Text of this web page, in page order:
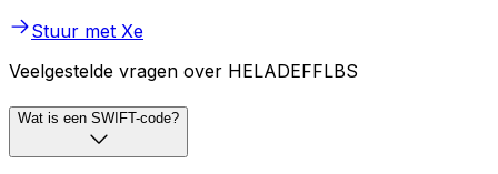
Stuur met Xe
Veelgestelde vragen over HELADEFFLBS
Wat is een SWIFT-code?